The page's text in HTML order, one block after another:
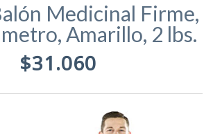
Medicinal Firme,
Amarillo, 2 lbs.
$31.060